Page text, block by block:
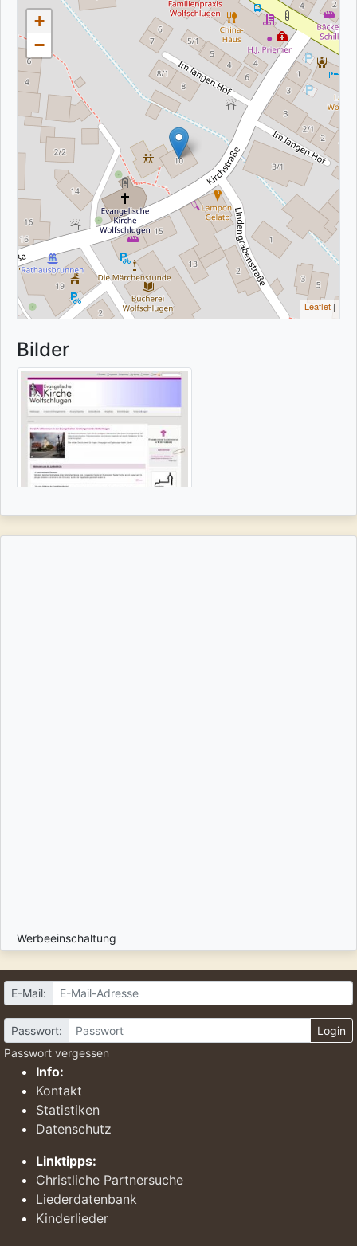
+
−
Leaflet |
Bilder
Werbeeinschaltung
E-Mail:
Passwort:
Login
Passwort vergessen
Info:
Kontakt
Statistiken
Datenschutz
Linktipps:
Christliche Partnersuche
Liederdatenbank
Kinderlieder